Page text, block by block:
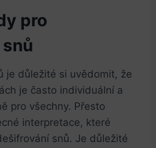
pro
je důležité si uvědomit, že
je často individuální a
pro všechny. Přesto
interpretace, které
snů. Je důležité